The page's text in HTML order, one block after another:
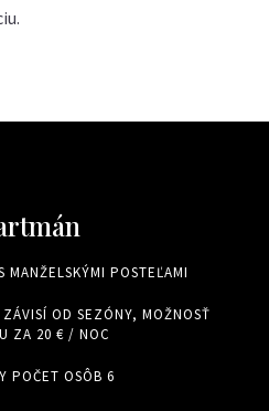
MANŽELSKÝMI POSTEĽAMI
OD SEZÓNY, MOŽNOSŤ
ZA 20 € / NOC
POČET OSÔB 6